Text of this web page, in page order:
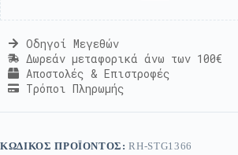
Οδηγοί Μεγεθών
Δωρεάν μεταφορικά άνω των 100€
Αποστολές & Επιστροφές
Τρόποι Πληρωμής
ΚΩΔΙΚΌΣ ΠΡΟΪΌΝΤΟΣ:RH-STG1366